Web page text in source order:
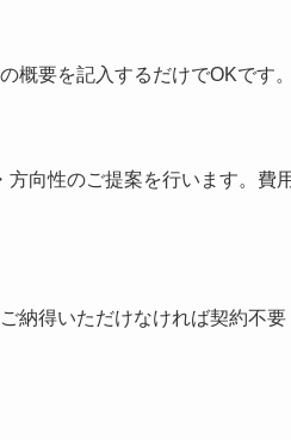
概要を記入するだけでOKです
方向性のご提案を行います。費
納得いただけなければ契約不要